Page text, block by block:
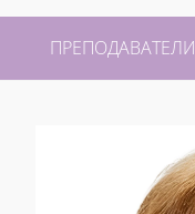
ПРЕПОДАВАТЕЛИ